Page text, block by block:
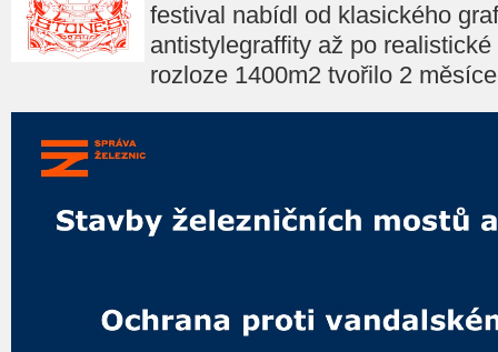
festival nabídl od klasického
antistylegraffity až po
rozloze 1400m2 tvořilo 2